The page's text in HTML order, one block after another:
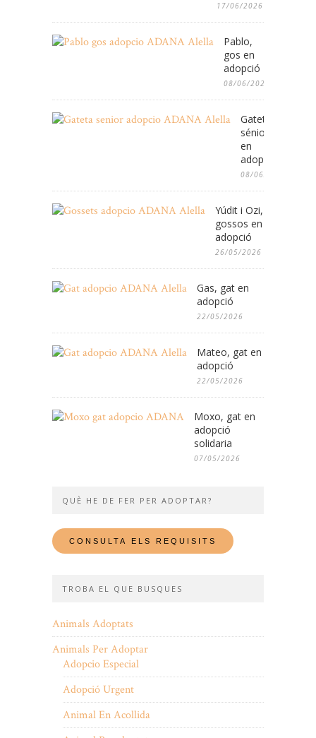
17/06/2026
Pablo,
gos en
adopció
08/06/2026
Gateta
sénior
en
adopció
08/06/2026
Yúdit i Ozi,
gossos en
adopció
26/05/2026
Gas, gat en
adopció
22/05/2026
Mateo, gat en
adopció
22/05/2026
Moxo, gat en
adopció
solidaria
07/05/2026
QUÈ HE DE FER PER ADOPTAR?
TROBA EL QUE BUSQUES
Animals Adoptats
Animals Per Adoptar
Adopcio Especial
Adopció Urgent
Animal En Acollida